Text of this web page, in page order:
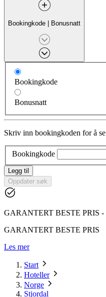
Bookingkode | Bonusnatt
Bookingkode
Bonusnatt
Skriv inn bookingkoden for å
Bookingkode
Legg til
Oppdater søk
GARANTERT BESTE PRIS -
GARANTERT BESTE PRIS
Les mer
Start
Hoteller
Norge
Stjordal